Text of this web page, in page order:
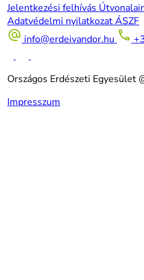
Jelentkezési felhívás
Adatvédelmi nyilatkozatÁSZF
info@erdeivandor.hu
Országos Erdészeti Egyesület
Impresszum